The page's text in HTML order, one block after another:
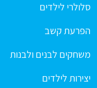
סלולרי לילדים
הפרעת קשב
משחקים לבנים ולבנות
יצירות לילדים